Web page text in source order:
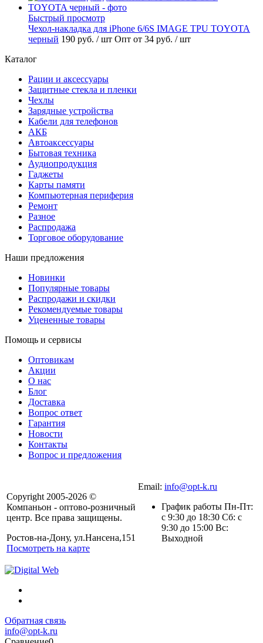
Быстрый просмотр
Чехол-накладка для iPhone 6/6S IMAGE TPU TOYOTA
черный 190 руб. / шт Опт от 34 руб. / шт
Каталог
Рации и аксессуары
Защитные стекла и пленки
Чехлы
Зарядные устройства
Кабели для телефонов
АКБ
Автоаксессуары
Бытовая техника
Аудиопродукция
Гаджеты
Карты памяти
Компьютерная периферия
Ремонт
Разное
Распродажа
Торговое оборудование
Наши предложения
Новинки
Популярные товары
Распродажи и скидки
Рекомендуемые товары
Уцененные товары
Помощь и сервисы
Оптовикам
Акции
О нас
Блог
Доставка
Вопрос ответ
Гарантия
Новости
Контакты
Вопрос и предложения
Copyright 2005-2026 ©
Компаньон - оптово-розничный
центр. Все права защищены.
Ростов-на-Дону, ул.Нансена,151
Посмотреть на карте
Email: info@opt-k.ru
График работы Пн-Пт:
с 9:30 до 18:30 Сб: с
9:30 до 15:00 Вс:
Выходной
Обратная связь
info@opt-k.ru